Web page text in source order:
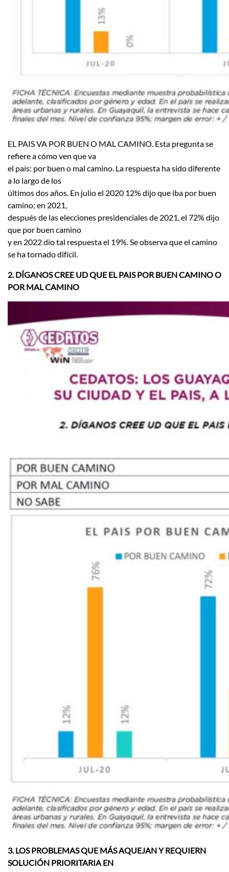
EL PAIS VA POR BUEN O MAL CAMINO. Esta pregunta se
refiere a cómo ven que va
el país: por buen o mal camino. La respuesta ha sido diferente
a lo largo de los
últimos dos años. En julio el 2020 12% dijo que iba por buen
camino; en 2021,
después de las elecciones presidenciales de 2021, el 72% dijo
que por buen camino
y en 2022 dio tal respuesta el 19%. Se observa que el camino
se ha tornado difícil.
2. DÍGANOS CREE UD QUE EL PAIS POR BUEN CAMINO O
POR MAL CAMINO
3. LOS PROBLEMAS QUE MÁS AQUEJAN Y REQUIERN
SOLUCIÓN PRIORITARIA EN